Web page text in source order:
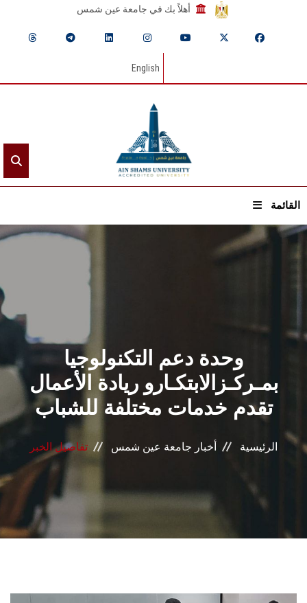
أهلاً بك في جامعة عين شمس
English
القائمة
الرئيسيـة
القطاعـات
الشئون الأكاديمية
البحث العلمي
المراكز والوحدات
الأنظمة الذكية
وحدة دعم التكنولوجيا
بمـركـزالابتكـارو ريادة الأعمال
تقدم خدمات مختلفة للشباب
الرئيسية أخبار جامعة عين شمس تفاصيل الخبر